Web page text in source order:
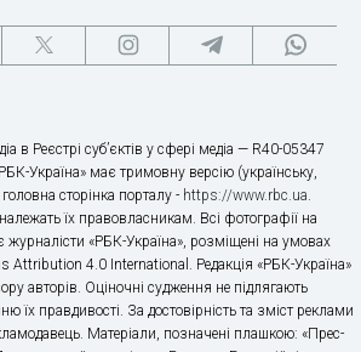
в Реєстрі суб’єктів у сфері медіа — R40-05347
Україна» має тримовну версію (українську,
сторінка порталу - https://www.rbc.ua.
їх правовласникам. Всі фотографії на
журналісти «РБК-Україна», розміщені на умовах
Attribution 4.0 International. Редакція «РБК-Україна»
авторів. Оціночні судження не підлягають
їх правдивості. За достовірність та зміст реклами
Матеріали, позначені плашкою: «Прес-